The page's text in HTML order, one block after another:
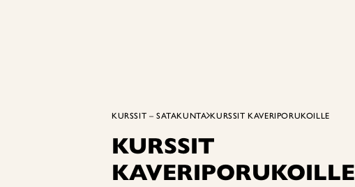
KURSSIT – SATAKUNTA KURSSIT KAVERIPORUKOILLE
KURSSIT
KAVERIPORUKOILLE